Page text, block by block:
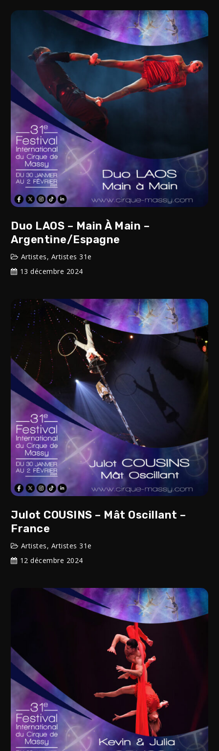
Duo LAOS – Main À Main –
Argentine/Espagne
Artistes, Artistes 31e
13 décembre 2024
Julot COUSINS – Mât Oscillant –
France
Artistes, Artistes 31e
12 décembre 2024